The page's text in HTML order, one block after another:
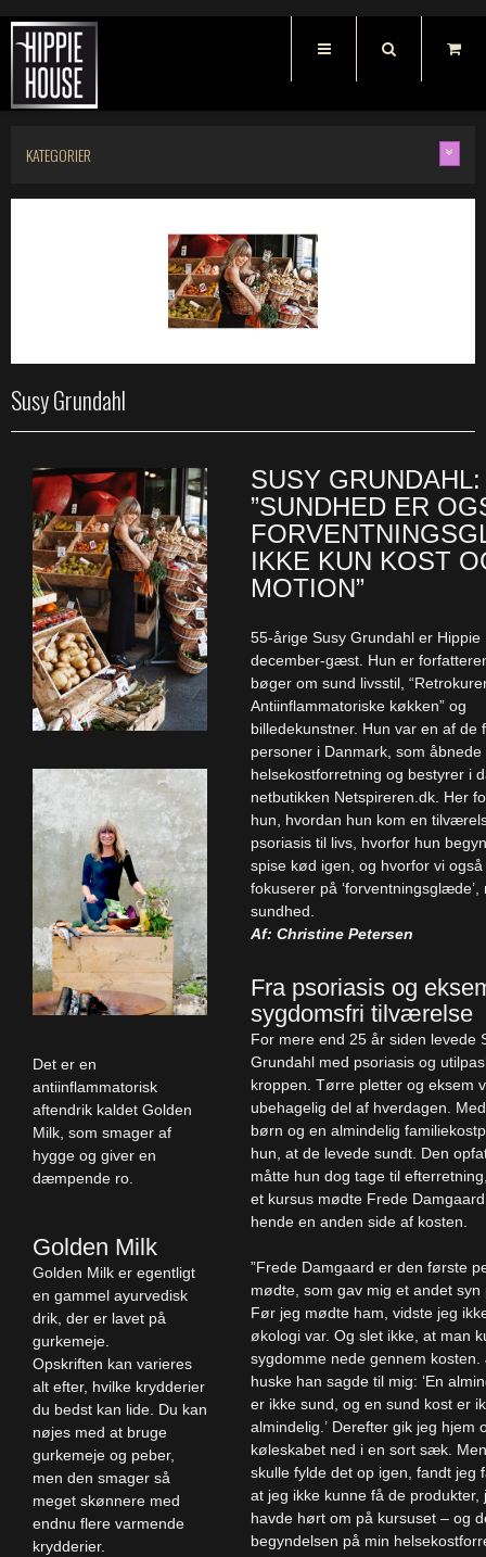
KATEGORIER
Susy Grundahl
Det er en
antiinflammatorisk
aftendrik kaldet Golden
Milk, som smager af
hygge og giver en
dæmpende ro.
Golden Milk
Golden Milk er egentligt
en gammel ayurvedisk
drik, der er lavet på
gurkemeje.
Opskriften kan varieres
alt efter, hvilke krydderier
du bedst kan lide. Du kan
nøjes med at bruge
gurkemeje og peber,
men den smager så
meget skønnere med
endnu flere varmende
krydderier.
SUSY GRUNDAHL:
”SUNDHED ER
IKKE KUN KOST
MOTION”
55-årige Susy Grundahl er Hippie
december-gæst. Hun er
bøger om sund livsstil,
Antiinflammatoriske køkken” og
billedekunstner. Hun var en af de
personer i Danmark, som åbnede
helsekostforretning og bestyrer i
netbutikken Netspireren.dk. Her
hun, hvordan hun kom en
psoriasis til livs, hvorfor hun
spise kød igen, og hvorfor vi
fokuserer på ‘forventningsglæde’,
sundhed.
Af: Christine Petersen
Fra psoriasis og
sygdomsfri tilværelse
For mere end 25 år siden levede
Grundahl med psoriasis og
kroppen. Tørre pletter og eksem
ubehagelig del af hverdagen.
børn og en almindelig
hun, at de levede sundt. Den
måtte hun dog tage til
et kursus mødte Frede
hende en anden side af kosten.
”Frede Damgaard er den første
mødte, som gav mig et andet syn
Før jeg mødte ham, vidste jeg
økologi var. Og slet ikke, at man
sygdomme nede gennem kosten.
huske han sagde til mig: ‘En
er ikke sund, og en sund kost er
almindelig.’ Derefter gik jeg hjem
køleskabet ned i en sort sæk.
skulle fylde det op igen, fandt jeg
at jeg ikke kunne få de produkter,
havde hørt om på kursuset – og
begyndelsen på min